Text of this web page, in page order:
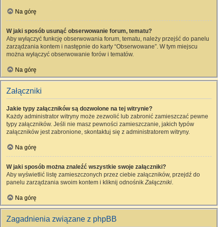
Na górę
W jaki sposób usunąć obserwowanie forum, tematu?
Aby wyłączyć funkcję obserwowania forum, tematu, należy przejść do panelu
zarządzania kontem i następnie do karty “Obserwowane”. W tym miejscu
można wyłączyć obserwowanie forów i tematów.
Na górę
Załączniki
Jakie typy załączników są dozwolone na tej witrynie?
Każdy administrator witryny może zezwolić lub zabronić zamieszczać pewne
typy załączników. Jeśli nie masz pewności zamieszczanie, jakich typów
załączników jest zabronione, skontaktuj się z administratorem witryny.
Na górę
W jaki sposób można znaleźć wszystkie swoje załączniki?
Aby wyświetlić listę zamieszczonych przez ciebie załączników, przejdź do
panelu zarządzania swoim kontem i kliknij odnośnikZałączniki.
Na górę
Zagadnienia związane z phpBB